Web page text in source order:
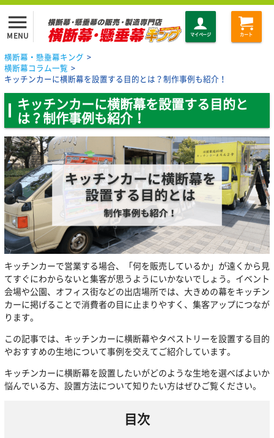
menu
MENU マイページ カート
横断幕・懸垂幕キング >
横断幕コラム一覧 >
キッチンカーに横断幕を設置する目的とは？制作事例も紹介！
キッチンカーに横断幕を設置する目的と
は？制作事例も紹介！
キッチンカーで営業する場合、「何を販売しているか」が遠くから見
てすぐにわからないと集客が思うようにいかないでしょう。イベント
会場や公園、オフィス街などの出店場所では、大きめの幕をキッチン
カーに掲げることで消費者の目に止まりやすく、集客アップにつなが
ります。
この記事では、キッチンカーに横断幕やタペストリーを設置する目的
やおすすめの生地について事例を交えてご紹介しています。
キッチンカーに横断幕を設置したいがどのような生地を選べばよいか
悩んでいる方、設置方法について知りたい方はぜひご覧ください。
目次